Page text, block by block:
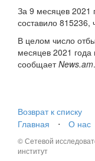
За 9 месяцев 2021
составило 815236,
В целом число
месяцев 2021
сообщаетNews.am.
Возврат к списку
Главная
⋅ О нас
© Сетевой
институт